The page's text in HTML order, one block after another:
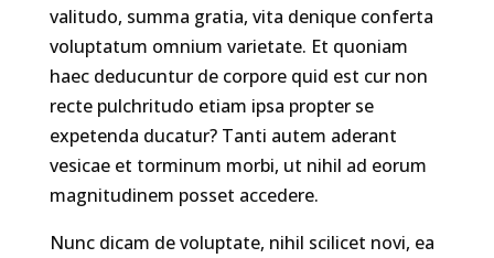
valitudo, summa gratia, vita denique conferta
voluptatum omnium varietate. Et quoniam
haec deducuntur de corpore quid est cur non
recte pulchritudo etiam ipsa propter se
expetenda ducatur? Tanti autem aderant
vesicae et torminum morbi, ut nihil ad eorum
magnitudinem posset accedere.
Nunc dicam de voluptate, nihil scilicet novi, ea